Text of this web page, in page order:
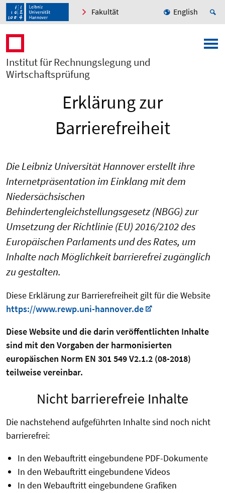
Fakultät English
Institut für Rechnungslegung und
Wirtschaftsprüfung
Erklärung zur
Barrierefreiheit
Die Leibniz Universität Hannover erstellt ihre
Internetpräsentation im Einklang mit dem
Niedersächsischen
Behindertengleichstellungsgesetz (NBGG) zur
Umsetzung der Richtlinie (EU) 2016/2102 des
Europäischen Parlaments und des Rates, um
Inhalte nach Möglichkeit barrierefrei zugänglich
zu gestalten.
Diese Erklärung zur Barrierefreiheit gilt für die Website
https://www.rewp.uni-hannover.de
Diese Website und die darin veröffentlichten Inhalte
sind mit den Vorgaben der harmonisierten
europäischen Norm EN 301 549 V2.1.2 (08-2018)
teilweise vereinbar.
Nicht barrierefreie Inhalte
Die nachstehend aufgeführten Inhalte sind noch nicht
barrierefrei:
In den Webauftritt eingebundene PDF-Dokumente
In den Webauftritt eingebundene Videos
In den Webauftritt eingebundene Grafiken